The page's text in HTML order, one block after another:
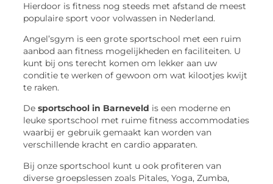
Hierdoor is fitness nog steeds met afstand de meest
populaire sport voor volwassen in Nederland.
Angel’sgym is een grote sportschool met een ruim
aanbod aan fitness mogelijkheden en faciliteiten. U
kunt bij ons terecht komen om lekker aan uw
conditie te werken of gewoon om wat kilootjes kwijt
te raken.
Desportschool in Barneveld is een moderne en
leuke sportschool met ruime fitness accommodaties
waarbij er gebruik gemaakt kan worden van
verschillende kracht en cardio apparaten.
Bij onze sportschool kunt u ook profiteren van
diverse groepslessen zoals Pitales, Yoga, Zumba,